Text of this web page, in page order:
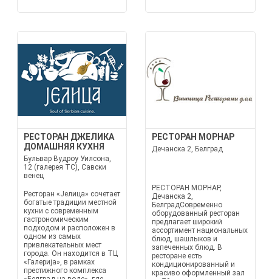
РЕСТОРАН ДЖЕЛИКА
ДОМАШНЯЯ КУХНЯ
Бульвар Вудроу Уилсона,
12 (галерея TC), Савски
венец
Ресторан «Јелица» сочетает
богатые традиции местной
кухни с современным
гастрономическим
подходом и расположен в
одном из самых
привлекательных мест
города. Он находится в ТЦ
«Галерија», в рамках
престижного комплекса
РЕСТОРАН МОРНАР
Дечанска 2, Белград
РЕСТОРАН МОРНАР,
Дечанска 2,
БелградСовременно
оборудованный ресторан
предлагает широкий
ассортимент национальных
блюд, шашлыков и
запеченных блюд. В
ресторане есть
кондиционированный и
красиво оформленный зал